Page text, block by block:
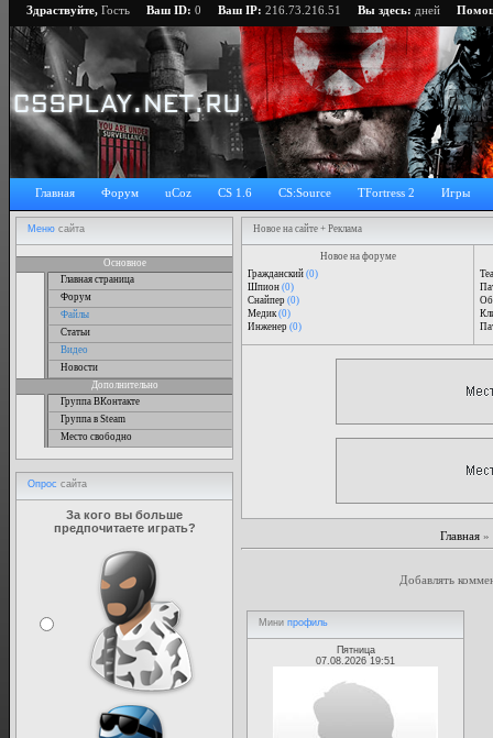
Здраствуйте, Гость Ваш ID: 0 Ваш IP: 216.73.216.51 Вы здесь: дней
Главная Форум uCoz CS 1.6 CS:Source TFortress 2 Игры
Меню сайта
Основное
Главная страница
Форум
Файлы
Статьи
Видео
Новости
Дополнительно
Группа ВКонтакте
Группа в Steam
Место свободно
Опрос сайта
За кого вы больше
предпочитаете играть?
Новое на сайте + Реклама
Новое на форуме
Гражданский (0)
Шпион (0)
Снайпер (0)
Медик (0)
Инженер (0)
Главная »
Добавлять
Мини профиль
Пятница
07.08.2026 19:51